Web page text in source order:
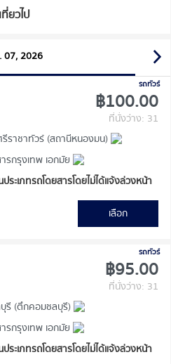
เที่ยวไป
07, 2026
รถทัวร์
฿100.00
ที่นั่งว่าง: 31
ราชาทัวร์ (สถานีหนองมน)
รกรุงเทพ เอกมัย
ะเภทรถโดยสารโดยไม่ได้แจ้งล่วงหน้า
เลือก
รถทัวร์
฿95.00
ที่นั่งว่าง: 31
รี (ตึกคอมชลบุรี)
รกรุงเทพ เอกมัย
ะเภทรถโดยสารโดยไม่ได้แจ้งล่วงหน้า